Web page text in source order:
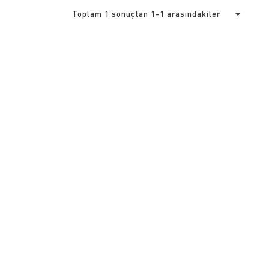
Toplam 1 sonuçtan 1-1 arasındakiler